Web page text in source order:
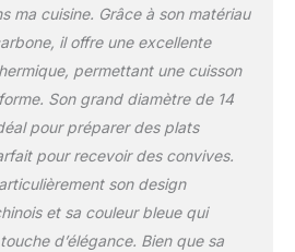
l'assaisonnement
de votre wok
AUTHENTIQUE :
Découvrez les
saveurs riches et
authentiques de la
d'autres cuisines
asiatiques dans
votre propre
ma cuisine. Grâce à son matériau
il offre une excellente
permettant une cuisson
Son grand diamètre de 14
pour préparer des plats
pour recevoir des convives.
son design
et sa couleur bleue qui
d’élégance. Bien que sa